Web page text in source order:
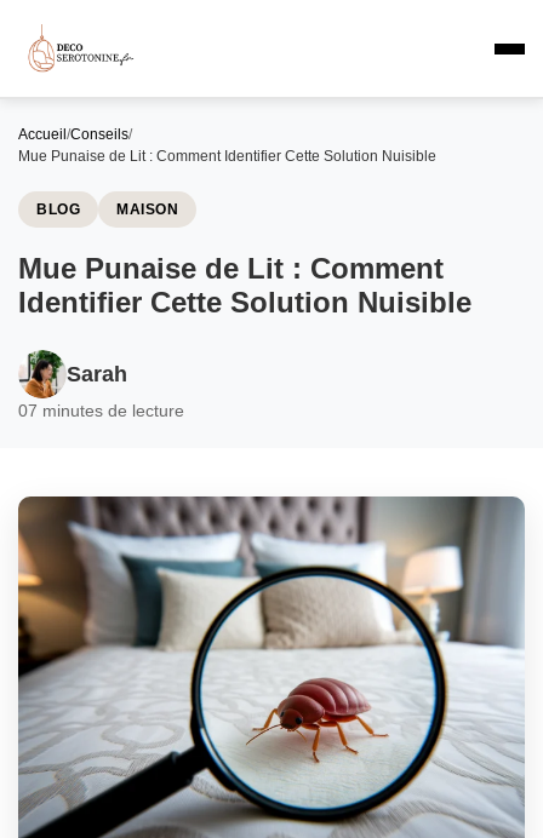
Accueil /Conseils/
Mue Punaise de Lit : Comment Identifier Cette Solution Nuisible
BLOG MAISON
Mue Punaise de Lit : Comment
Identifier Cette Solution Nuisible
Sarah
07 minutes de lecture